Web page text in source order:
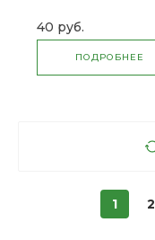
40 руб.
ПОДРОБНЕЕ
1 2